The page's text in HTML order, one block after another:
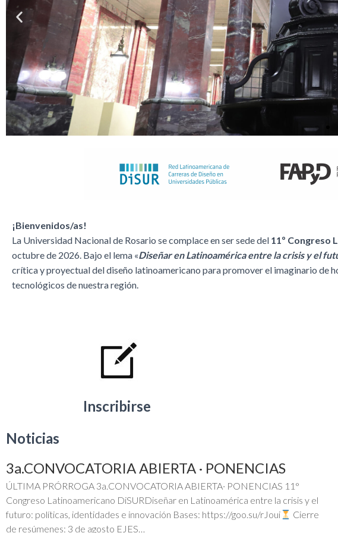
¡Bienvenidos/as!
La Universidad Nacional de Rosario se complace en ser sede del 11º Congreso
octubre de 2026. Bajo el lema «Diseñar en Latinoamérica entre la crisis y el
crítica y proyectual del diseño latinoamericano para promover el imaginario de
tecnológicos de nuestra región.
Inscribirse
Noticias
3a.CONVOCATORIA ABIERTA · PONENCIAS
ÚLTIMA PRÓRROGA 3a.CONVOCATORIA ABIERTA· PONENCIAS 11°
Congreso Latinoamericano DiSURDiseñar en Latinoamérica entre la crisis y el
futuro: políticas, identidades e innovación Bases: https://goo.su/rJoui
Cierre
de resúmenes: 3 de agosto EJES…